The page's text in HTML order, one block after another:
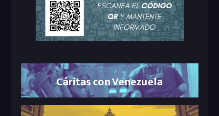
Cáritas con Venezuela